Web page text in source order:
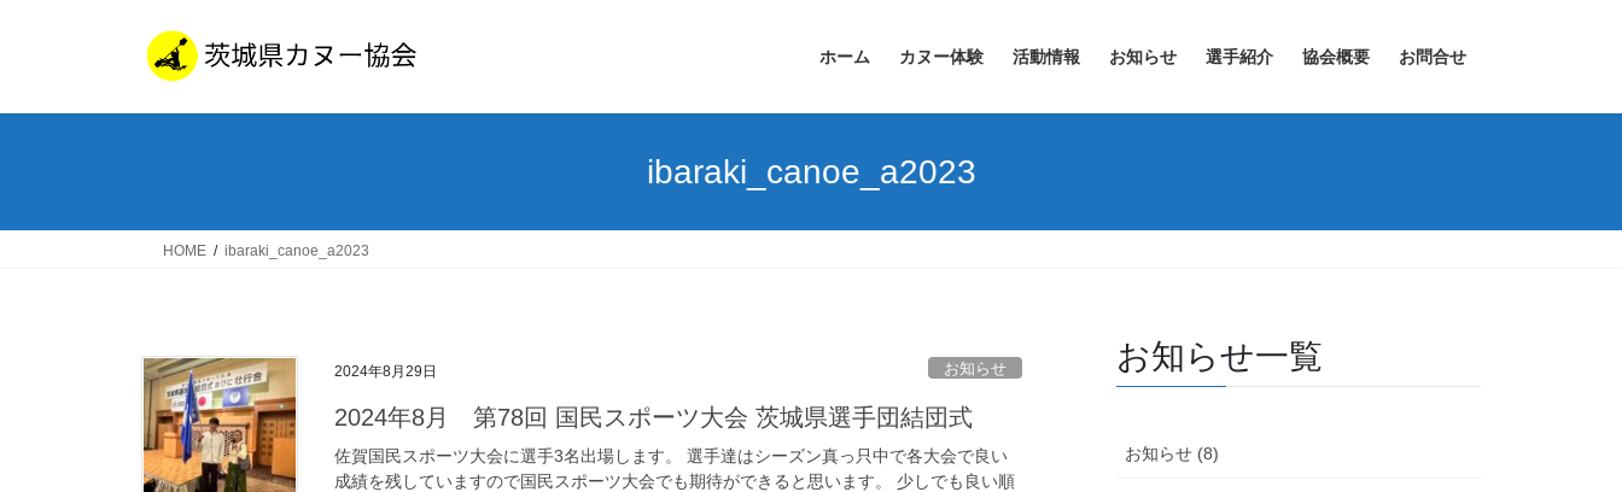
ホーム カヌー体験 活動情報 お知らせ 選手紹介 協会概要 お問合せ
ibaraki_canoe_a2023
HOME ibaraki_canoe_a2023
2024年8月29日 お知らせ
2024年8月 第78回 国民スポーツ大会 茨城県選手団結団式
佐賀国民スポーツ大会に選手3名出場します。 選手達はシーズン真っ只中で各大会で良い
成績を残していますので国民スポーツ大会でも期待ができると思います。 少しでも良い順
お知らせ一覧
お知らせ (8)